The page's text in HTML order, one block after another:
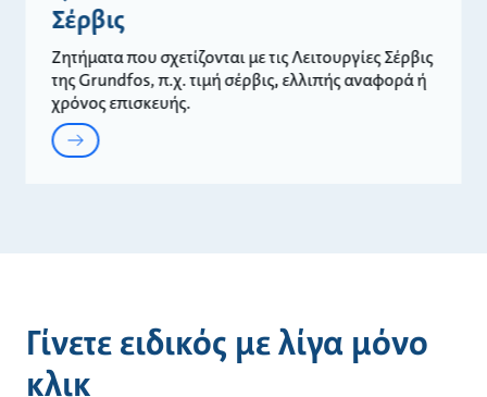
Σέρβις
Ζητήματα που σχετίζονται με τις Λειτουργίες Σέρβις
της Grundfos, π.χ. τιμή σέρβις, ελλιπής αναφορά ή
χρόνος επισκευής.
Γίνετε ειδικός με λίγα μόνο
κλικ